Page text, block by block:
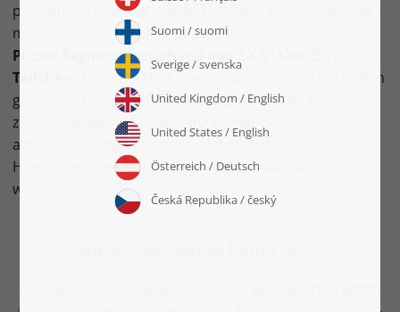
problemlos geöffnet werden können. Blitzschnell und
mit garantiertem Erfolg puzzelt ihr so ein komplettes
Puzzle-Segment bestehend aus 5 x 5 (also 25)
Teilchen
. Alle 40 SMART-Boxen funktionieren nach dem
gleichen Prinzip. Habt ihr die Segmente alle einzelnen
zusammengesetzt, müsst ihr sie nur noch
aneinanderfügen und schon ist euer neues Puzzle im
Handumdrehen fertig. Ganz schön raffiniert, nicht
wahr?